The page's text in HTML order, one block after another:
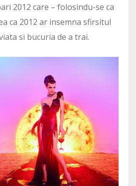
2012 care – folosindu-se ca
ca 2012 ar insemna sfirsitul
si bucuria de a trai.